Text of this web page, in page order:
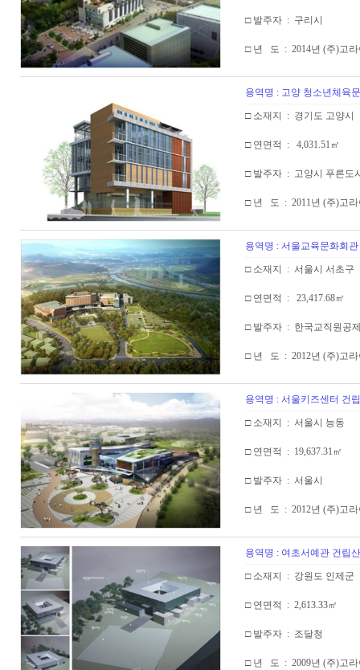
□ 발주자 : 구리시
□ 년 도 : 2014년 (주)고라
용역명 : 고양 청소년체육
□ 소재지 : 경기도 고양시
□ 연면적 : 4,031.51㎡
□ 발주자 : 고양시 푸른도
□ 년 도 : 2011년 (주)고라
용역명 : 서울교육문화회
□ 소재지 : 서울시 서초구
□ 연면적 : 23,417.68㎡
□ 발주자 : 한국교직원공
□ 년 도 : 2012년 (주)고라
용역명 : 서울키즈센터 건
□ 소재지 : 서울시 능동
□ 연면적 : 19,637.31㎡
□ 발주자 : 서울시
□ 년 도 : 2012년 (주)고라
용역명 : 여초서예관 건립
□ 소재지 : 강원도 인제군
□ 연면적 : 2,613.33㎡
□ 발주자 : 조달청
□ 년 도 : 2009년 (주)고라